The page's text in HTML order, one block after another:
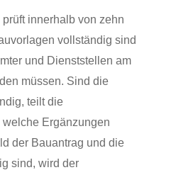
innerhalb von zehn
vollständig sind
und Dienststellen am
müssen. Sind die
teilt die
Ergänzungen
der Bauantrag und die
sind, wird der